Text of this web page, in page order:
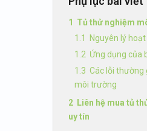
Tủ thử nghiệm
Nguyên lý
Ứng dụng của
Các lỗi thường
môi trường
Liên hệ mua tủ
uy tín